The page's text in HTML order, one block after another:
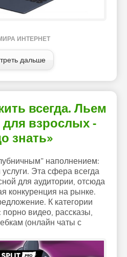
ИНТЕРНЕТ
дальше
всегда. Льем
взрослых -
знать»
наполнением:
Эта сфера всегда
для аудитории, отсюда
конкуренция на рынке.
К категории
порно видео, рассказы,
(онлайн чаты с